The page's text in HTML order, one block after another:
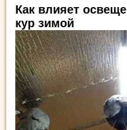
Как влияет
кур зимой